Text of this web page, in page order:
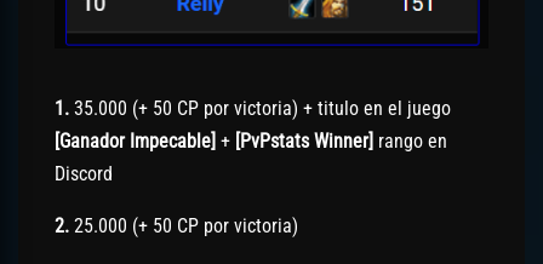
1. 35.000 (+ 50 CP por victoria) + titulo en el juego
[Ganador Impecable] + [PvPstats Winner] rango en
Discord
2. 25.000 (+ 50 CP por victoria)